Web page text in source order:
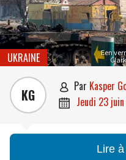
Een
UKRAINE
KG  par Kasper
 jeudi 23
Lire